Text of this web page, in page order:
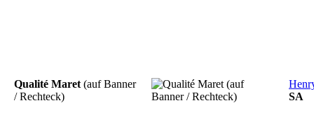
Qualité Maret (auf Banner
/ Rechteck)
SA